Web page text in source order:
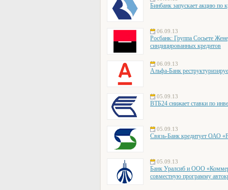
Бинбанк запускает акцию по
06.09.13
Росбанк: Группа Сосьете
синдицированных кредитов
06.09.13
Альфа-Банк
05.09.13
ВТБ24 снижает ставки по
05.09.13
Связь-Банк кредитует ОАО
05.09.13
Банк Уралсиб и ООО
совместную программу